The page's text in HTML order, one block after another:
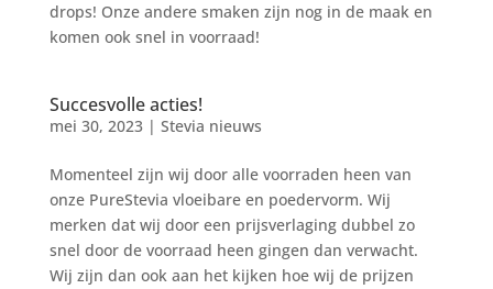
drops! Onze andere smaken zijn nog in de maak en
komen ook snel in voorraad!
Succesvolle acties!
mei 30, 2023| Stevia nieuws
Momenteel zijn wij door alle voorraden heen van
onze PureStevia vloeibare en poedervorm. Wij
merken dat wij door een prijsverlaging dubbel zo
snel door de voorraad heen gingen dan verwacht.
Wij zijn dan ook aan het kijken hoe wij de prijzen